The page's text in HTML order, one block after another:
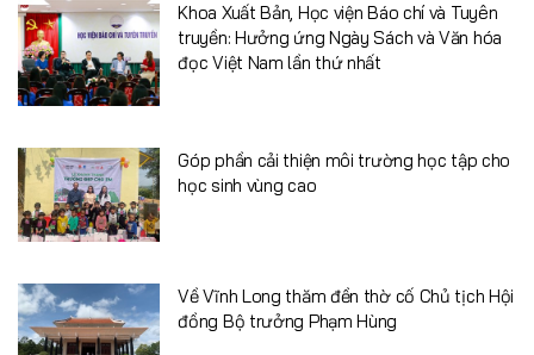
Khoa Xuất Bản, Học viện Báo chí và Tuyên
truyền: Hưởng ứng Ngày Sách và Văn hóa
đọc Việt Nam lần thứ nhất
Góp phần cải thiện môi trường học tập cho
học sinh vùng cao
Về Vĩnh Long thăm đền thờ cố Chủ tịch Hội
đồng Bộ trưởng Phạm Hùng